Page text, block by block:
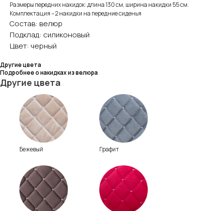
Размеры передних накидок: длина 130 см, ширина накидки 55 см.
Комплектация – 2 накидки на передние сиденья
Состав: велюр
Подклад: силиконовый
Цвет: черный
Другие цвета
Подробнее о накидках из велюра
Другие цвета
Бежевый Графит